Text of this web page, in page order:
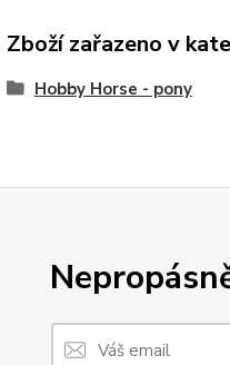
Zboží zařazeno v
Hobby Horse - pony